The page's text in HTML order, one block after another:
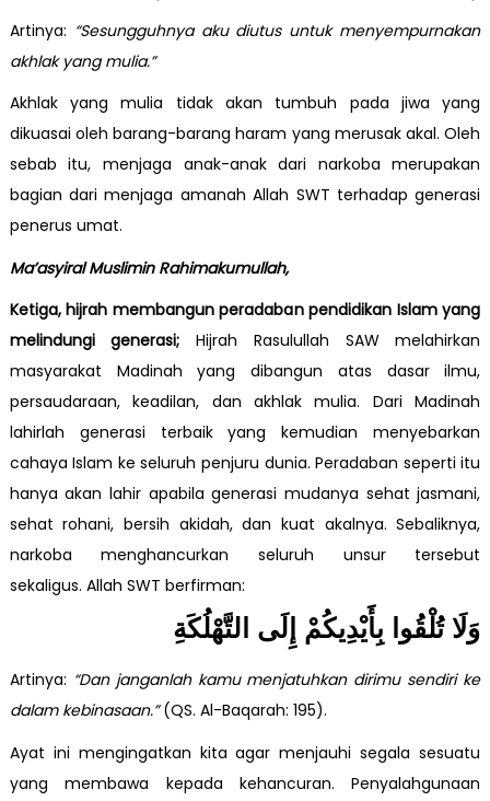
Artinya: “Sesungguhnya aku diutus untuk menyempurnakan
akhlak yang mulia.”
Akhlak yang mulia tidak akan tumbuh pada jiwa yang
dikuasai oleh barang-barang haram yang merusak akal. Oleh
sebab itu, menjaga anak-anak dari narkoba merupakan
bagian dari menjaga amanah Allah SWT terhadap generasi
penerus umat.
Ma’asyiral Muslimin Rahimakumullah,
Ketiga, hijrah membangun peradaban pendidikan Islam yang
melindungi generasi;Hijrah Rasulullah SAW melahirkan
masyarakat Madinah yang dibangun atas dasar ilmu,
persaudaraan, keadilan, dan akhlak mulia. Dari Madinah
lahirlah generasi terbaik yang kemudian menyebarkan
cahaya Islam ke seluruh penjuru dunia. Peradaban seperti itu
hanya akan lahir apabila generasi mudanya sehat jasmani,
sehat rohani, bersih akidah, dan kuat akalnya. Sebaliknya,
narkoba menghancurkan seluruh unsur tersebut
sekaligus. Allah SWT berfirman:
وَلَا تُلْقُوا بِأَيْدِيكُمْ إِلَى التَّهْلُكَةِ
Artinya: “Dan janganlah kamu menjatuhkan dirimu sendiri ke
dalam kebinasaan.”(QS. Al-Baqarah: 195).
Ayat ini mengingatkan kita agar menjauhi segala sesuatu
yang membawa kepada kehancuran. Penyalahgunaan